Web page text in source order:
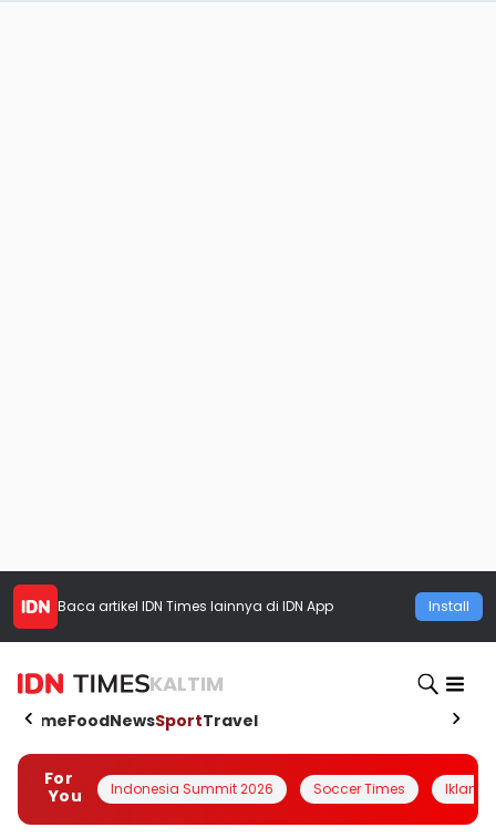
Baca artikel IDN Times lainnya di IDN App Install
KALTIM
HomeFoodNewsSportTravel
For
You
Indonesia Summit 2026 Soccer Times Iklanin